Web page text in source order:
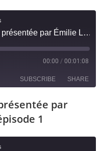
Histoire des communes présentée par Émilie Leroy: Bonnelles épisode 2
00:00 / 00:01:08
SUBSCRIBE SHARE
par
1